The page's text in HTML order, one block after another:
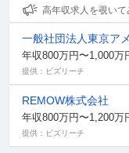
ものでした。そこ
した。理事長に直
か」と聞いたとこ
誰にも出してない
そのおかしな答え
ら、本当の答えが
業代や交通費（山
㎞）や有給休暇の
高年収求人を覗いて
一般社団法人東京ア
年収800万円〜1,000万
提供：ビズリーチ
REMOW株式会社
年収800万円〜1,200万
提供：ビズリーチ